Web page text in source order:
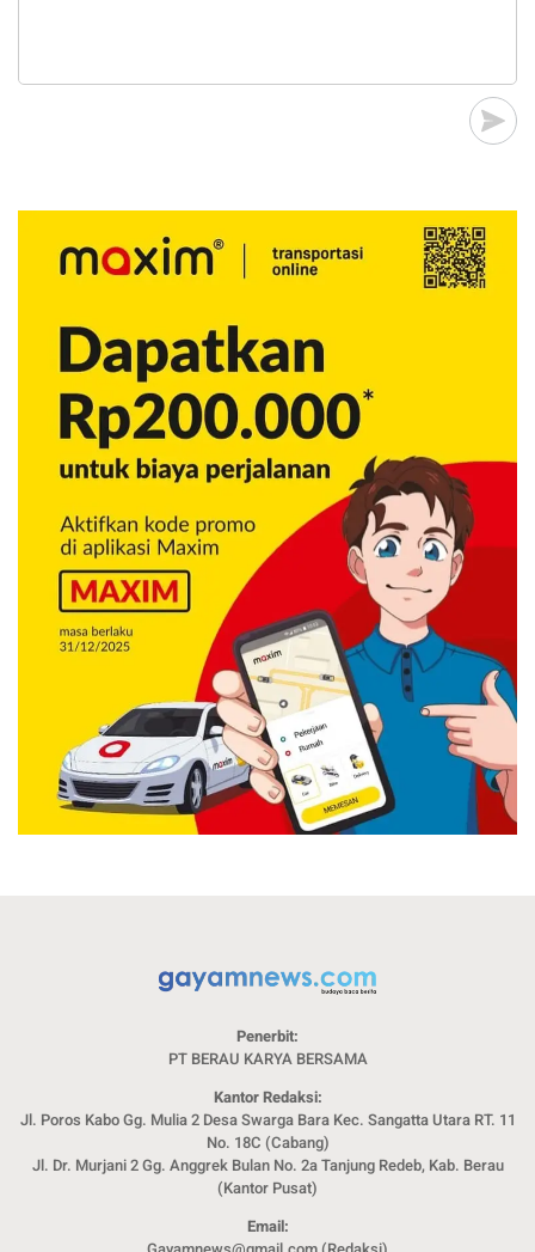
Penerbit:
PT BERAU KARYA BERSAMA
Kantor Redaksi:
Jl. Poros Kabo Gg. Mulia 2 Desa Swarga Bara Kec. Sangatta Utara RT. 11
No. 18C (Cabang)
Jl. Dr. Murjani 2 Gg. Anggrek Bulan No. 2a Tanjung Redeb, Kab. Berau
(Kantor Pusat)
Email: